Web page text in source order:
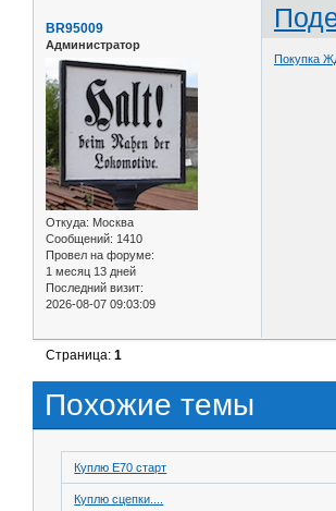
BR95009
Администратор
Откуда: Москва
Сообщений: 1410
Провел на форуме:
1 месяц 13 дней
Последний визит:
2026-08-07 09:03:09
Покупка
Страница:1
Похожие темы
Куплю Е70 старт
Куплю сцепки....